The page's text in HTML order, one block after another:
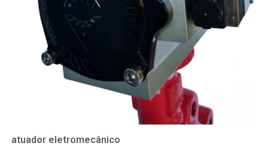
atuador eletromecânico